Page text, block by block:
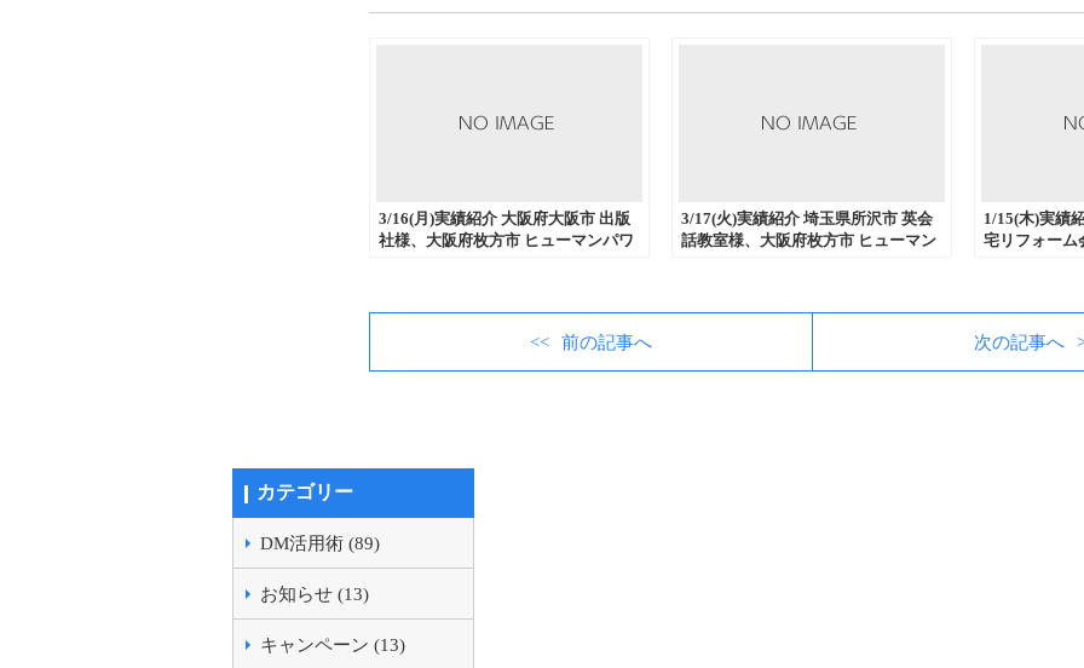
3/16(月)実績紹介 大阪府大阪市 出版
社様、大阪府枚方市 ヒューマンパワ
3/17(火)実績紹介 埼玉県所沢市 英会
話教室様、大阪府枚方市 ヒューマン
1/15(木)実績
宅リフォーム
前の記事へ 次の記事へ
カテゴリー
DM活用術 (89)
お知らせ (13)
キャンペーン (13)